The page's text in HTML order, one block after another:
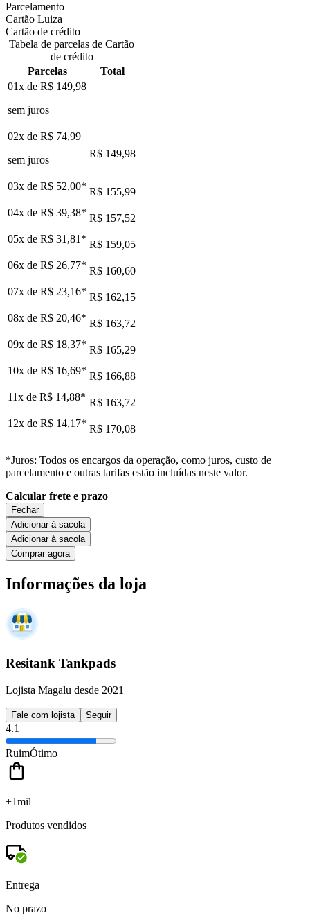
Parcelamento
Cartão Luiza
Cartão de crédito
Tabela de parcelas de Cartão
de crédito
Parcelas
Total
01x de R$ 149,98
sem juros
02x de R$ 74,99
sem juros
R$ 149,98
03x de R$ 52,00* R$ 155,99
04x de R$ 39,38* R$ 157,52
05x de R$ 31,81 * R$ 159,05
06x de R$ 26,77* R$ 160,60
07x de R$ 23,16* R$ 162,15
08x de R$ 20,46* R$ 163,72
09x de R$ 18,37* R$ 165,29
10x de R$ 16,69* R$ 166,88
11x de R$ 14,88* R$ 163,72
12x de R$ 14,17* R$ 170,08
*Juros: Todos os encargos da operação, como juros, custo de
parcelamento e outras tarifas estão incluídas neste valor.
Calcular frete e prazo
Fechar
Adicionar à sacola
Adicionar à sacola
Comprar agora
Informações da loja
Resitank Tankpads
Lojista Magalu desde 2021
Fale com lojista Seguir
4.1
RuimÓtimo
+1mil
Produtos vendidos
Entrega
No prazo